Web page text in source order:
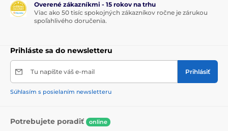
Overené zákazníkmi - 15 rokov na trhu
Viac ako 50 tisíc spokojných zákazníkov ročne je zárukou
spoľahlivého doručenia.
Prihláste sa do newsletteru
Tu napíšte váš e-mail Prihlásiť
Súhlasím s posielaním newsletteru
Potrebujete poradiť online